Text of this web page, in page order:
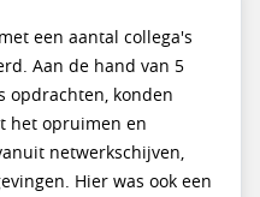
een aantal collega's
Aan de hand van 5
opdrachten, konden
het opruimen en
netwerkschijven,
Hier was ook een